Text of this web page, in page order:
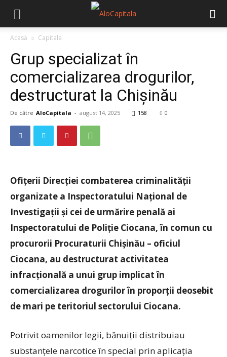
Acasă Capitala
Grup specializat în
comercializarea drogurilor,
destructurat la Chișinău
De către AloCapitala - august 14, 2025 158 0
Ofițerii Direcției combaterea criminalității
organizate a Inspectoratului Național de
Investigații și cei de urmărire penală ai
Inspectoratului de Poliție Ciocana, în comun cu
procurorii Procuraturii Chișinău – oficiul
Ciocana, au destructurat activitatea
infracțională a unui grup implicat în
comercializarea drogurilor în proporții deosebit
de mari pe teritoriul sectorului Ciocana.
Potrivit oamenilor legii, bănuiții distribuiau
substanțele narcotice în special prin aplicația